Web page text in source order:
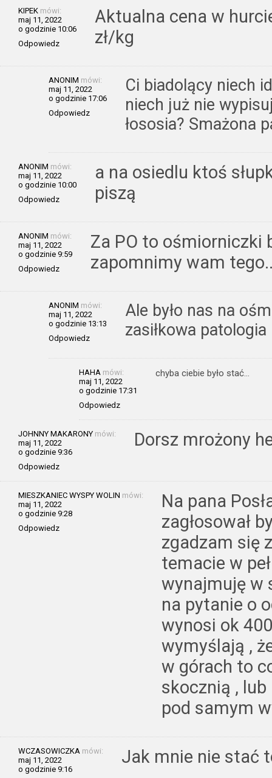
KIPEK mówi:
maj 11, 2022
o godzinie 10:06
Odpowiedz
Aktualna cena w
zł/kg
ANONIM mówi:
maj 11, 2022
o godzinie 17:06
Odpowiedz
Ci biadolący niech
niech już nie
łososia? Smażona
ANONIM mówi:
maj 11, 2022
o godzinie 10:00
Odpowiedz
a na osiedlu ktoś
piszą
ANONIM mówi:
maj 11, 2022
o godzinie 9:59
Odpowiedz
Za PO to ośmiorniczki
zapomnimy wam
ANONIM mówi:
maj 11, 2022
o godzinie 13:13
Odpowiedz
Ale było nas na
zasiłkowa
HAHA mówi:
maj 11, 2022
o godzinie 17:31
Odpowiedz
chyba ciebie było stać…
JOHNNY MAKARONY mówi:
maj 11, 2022
o godzinie 9:36
Odpowiedz
Dorsz mrożony
MIESZKANIEC WYSPY WOLIN mówi:
maj 11, 2022
o godzinie 9:28
Odpowiedz
Na pana
zagłosował
zgadzam się
temacie w
wynajmuję w
na pytanie o
wynosi ok
wymyślają ,
w górach to
skocznią ,
pod samym
WCZASOWICZKA mówi:
maj 11, 2022
o godzinie 9:16
Jak mnie nie stać